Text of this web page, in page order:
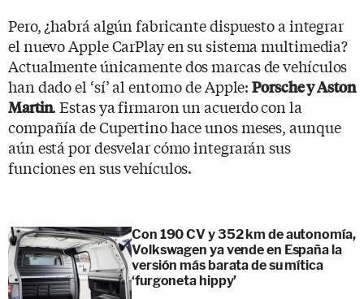
Pero, ¿habrá algún fabricante dispuesto a integrar
el nuevo Apple CarPlay en su sistema multimedia?
Actualmente únicamente dos marcas de vehículos
han dado el ‘sí’ al entorno de Apple:Porsche y Aston
Martin. Estas ya firmaron un acuerdo con la
compañía de Cupertino hace unos meses, aunque
aún está por desvelar cómo integrarán sus
funciones en sus vehículos.
Con 190 CV y 352 km de autonomía,
Volkswagen ya vende en España la
versión más barata de su mítica
‘furgoneta hippy’